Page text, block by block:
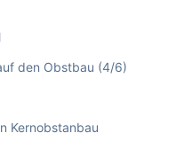
den Obstbau (4/6)
Kernobstanbau